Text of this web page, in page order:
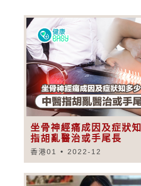
坐骨神經痛成因及症狀
指胡亂醫治或手尾長
香港01 2022-12